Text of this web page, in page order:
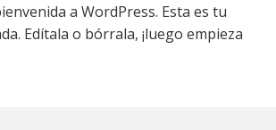
a WordPress. Esta es tu
Edítala o bórrala, ¡luego empieza